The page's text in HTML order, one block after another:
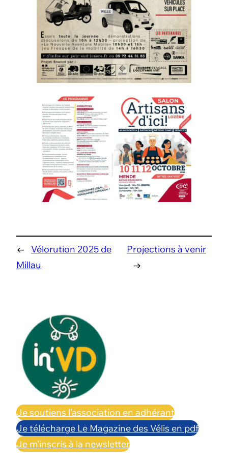
←
Vélorution 2025 de
Millau
Projections à venir
→
Je soutiens l’association en adhérant
Je télécharge Le Magazine des Vélis en pdf
Je m’inscris à la newsletter